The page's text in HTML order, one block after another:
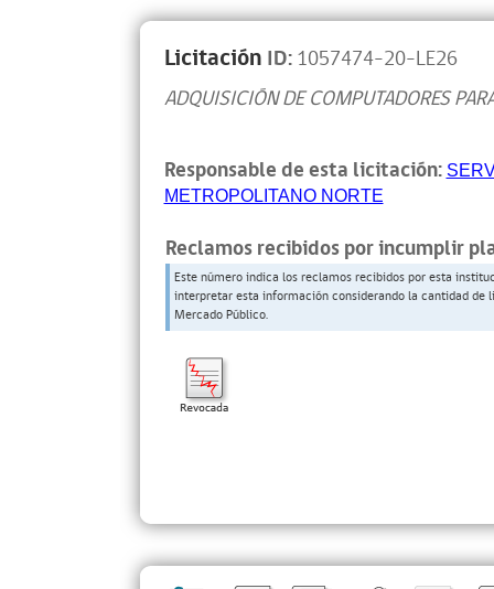
Licitación ID:1057474-20-LE26
ADQUISICIÓN DE COMPUTADORES
Responsable de esta licitación:
METROPOLITANO NORTE
Reclamos recibidos por incumplir
Este número indica los reclamos recibidos por esta
interpretar esta información considerando la cantidad
Mercado Público.